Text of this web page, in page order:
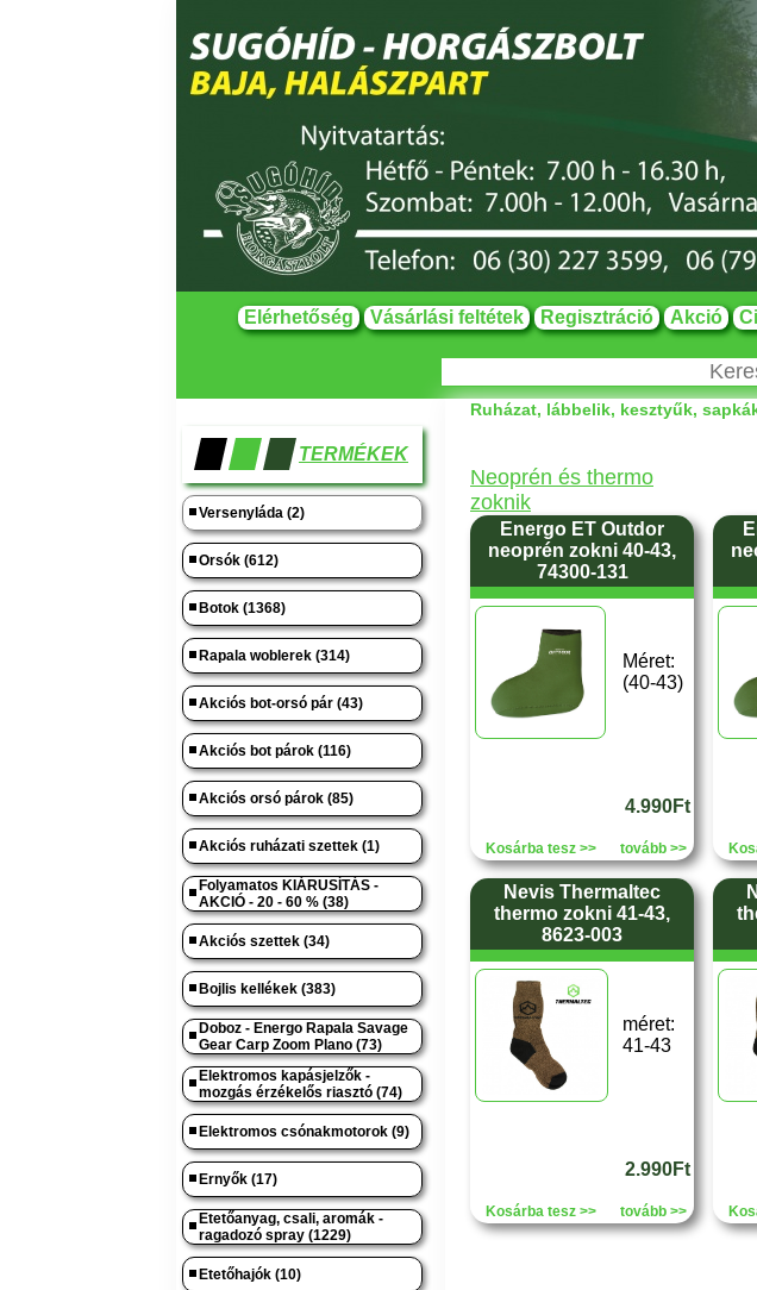
Elérhetőség Vásárlási feltétek Regisztráció Akció
TERMÉKEK
Versenyláda (2)
Orsók (612)
Botok (1368)
Rapala woblerek (314)
Akciós bot-orsó pár (43)
Akciós bot párok (116)
Akciós orsó párok (85)
Akciós ruházati szettek (1)
Folyamatos KIÁRUSÍTÁS -
AKCIÓ - 20 - 60 % (38)
Akciós szettek (34)
Bojlis kellékek (383)
Doboz - Energo Rapala Savage
Gear Carp Zoom Plano (73)
Elektromos kapásjelzők -
mozgás érzékelős riasztó (74)
Elektromos csónakmotorok (9)
Ernyők (17)
Etetőanyag, csali, aromák -
ragadozó spray (1229)
Etetőhajók (10)
Ruházat, lábbelik, kesztyűk,
Neoprén és thermo
zoknik
Energo ET Outdor
neoprén zokni 40-43,
74300-131
Méret:
(40-43)
4.990Ft
Kosárba tesz >> tovább >>
Nevis Thermaltec
thermo zokni 41-43,
8623-003
méret:
41-43
2.990Ft
Kosárba tesz >> tovább >>